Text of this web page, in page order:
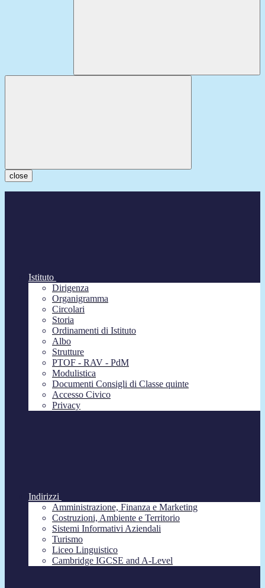
close
Istituto
Dirigenza
Organigramma
Circolari
Storia
Ordinamenti di Istituto
Albo
Strutture
PTOF - RAV - PdM
Modulistica
Documenti Consigli di Classe quinte
Accesso Civico
Privacy
Indirizzi
Amministrazione, Finanza e Marketing
Costruzioni, Ambiente e Territorio
Sistemi Informativi Aziendali
Turismo
Liceo Linguistico
Cambridge IGCSE and A-Level